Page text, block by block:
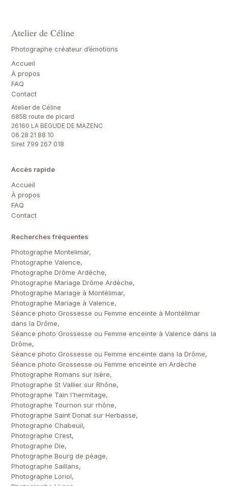
Atelier de Céline
Photographe créateur d’émotions
Accueil
À propos
FAQ
Contact
Atelier de Céline
685B route de picard
26160 LA BEGUDE DE MAZENC
06 28 21 88 10
Siret 799 267 018
Accès rapide
Accueil
À propos
FAQ
Contact
Recherches fréquentes
Photographe Montelimar,
Photographe Valence,
Photographe Drôme Ardèche,
Photographe Mariage Drôme Ardèche,
Photographe Mariage à Montélimar,
Photographe Mariage à Valence,
Séance photo Grossesse ou Femme enceinte à Montélimar
dans la Drôme,
Séance photo Grossesse ou Femme enceinte à Valence dans la
Drôme,
Séance photo Grossesse ou Femme enceinte dans la Drôme,
Séance photo Grossesse ou Femme enceinte en Ardèche
Photographe Romans sur Isère,
Photographe St Vallier sur Rhône,
Photographe Tain l'hermitage,
Photographe Tournon sur rhône,
Photographe Saint Donat sur Herbasse,
Photographe Chabeuil,
Photographe Crest,
Photographe Die,
Photographe Bourg de péage,
Photographe Saillans,
Photographe Loriol,